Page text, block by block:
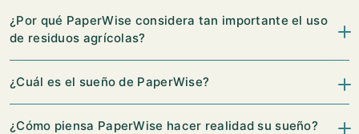
¿Por qué PaperWise considera tan importante el uso
de residuos agrícolas?
¿Cuál es el sueño de PaperWise?
¿Cómo piensa PaperWise hacer realidad su sueño?